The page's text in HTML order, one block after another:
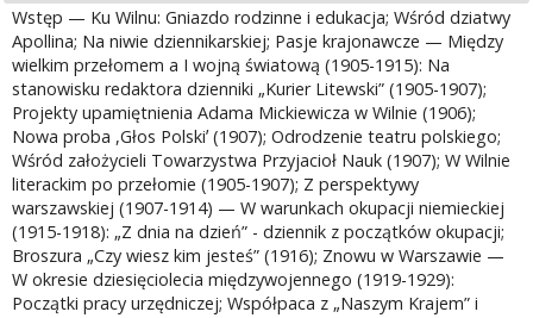
Wstęp — Ku Wilnu: Gniazdo rodzinne i edukacja; Wśród dziatwy
Apollina; Na niwie dziennikarskiej; Pasje krajonawcze — Między
wielkim przełomem a I wojną światową (1905-1915): Na
stanowisku redaktora dzienniki „Kurier Litewski” (1905-1907);
Projekty upamiętnienia Adama Mickiewicza w Wilnie (1906);
Nowa proba ,Głos Polskiʼ (1907); Odrodzenie teatru polskiego;
Wśród założycieli Towarzystwa Przyjacioł Nauk (1907); W Wilnie
literackim po przełomie (1905-1907); Z perspektywy
warszawskiej (1907-1914) — W warunkach okupacji niemieckiej
(1915-1918): „Z dnia na dzień” - dziennik z początków okupacji;
Broszura „Czy wiesz kim jesteś” (1916); Znowu w Warszawie —
W okresie dziesięciolecia międzywojennego (1919-1929):
Początki pracy urzędniczej; Współpaca z „Naszym Krajem” i